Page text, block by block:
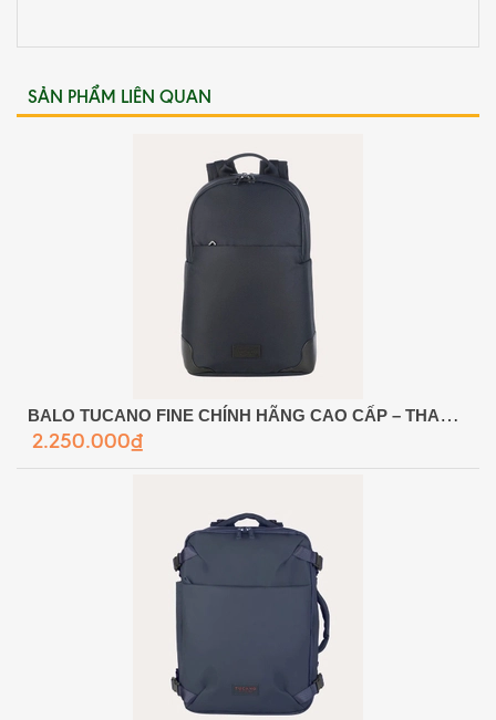
SẢN PHẨM LIÊN QUAN
BALO TUCANO FINE CHÍNH HÃNG CAO CẤP – THANH LỊCH, CHUYÊN NGHIỆP & TỐI ƯU CHO DOANH NHÂN
2.250.000₫